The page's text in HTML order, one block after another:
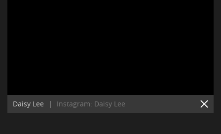
Daisy Lee | Instagram: Daisy Lee